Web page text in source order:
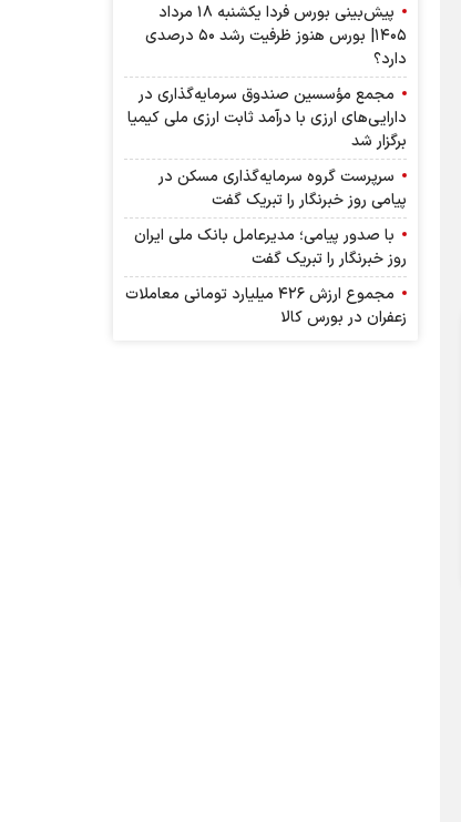
پیش‌بینی بورس فردا یکشنبه ۱۸ مرداد
۱۴۰۵| بورس هنوز ظرفیت رشد ۵۰ درصدی
دارد؟
مجمع مؤسسین صندوق سرمایه‌گذاری در
دارایی‌های ارزی با درآمد ثابت ارزی ملی کیمیا
برگزار شد
سرپرست گروه سرمایه‌گذاری مسکن در
پیامی روز خبرنگار را تبریک گفت
با صدور پیامی؛ مدیرعامل بانک ملی ایران
روز خبرنگار را تبریک گفت
مجموع ارزش ۴۲۶ میلیارد تومانی معاملات
زعفران در بورس کالا